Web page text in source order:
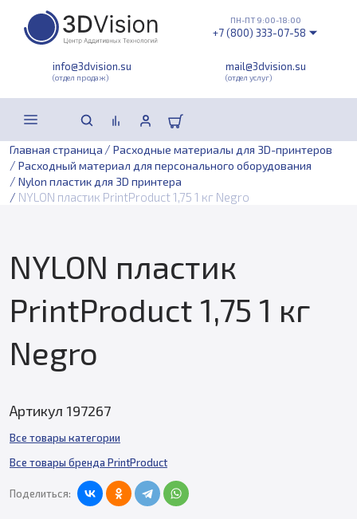
info@3dvision.su
(отдел продаж)
mail@3dvision.su
(отдел услуг)
ПН-ПТ 9:00-18:00
+7 (800) 333-07-58
Главная страница / Расходные материалы для 3D-принтеров
/ Расходный материал для персонального оборудования
/ Nylon пластик для 3D принтера
/ NYLON пластик PrintProduct 1,75 1 кг Negro
NYLON пластик
PrintProduct 1,75 1 кг
Negro
Артикул 197267
Все товары категории
Все товары бренда PrintProduct
Поделиться: